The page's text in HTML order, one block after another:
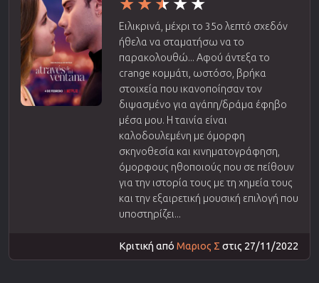
Ειλικρινά, μέχρι το 35ο λεπτό σχεδόν
ήθελα να σταματήσω να το
παρακολουθώ... Αφού άντεξα το
crange κομμάτι, ωστόσο, βρήκα
στοιχεία που ικανοποίησαν τον
διψασμένο για αγάπη/δράμα έφηβο
μέσα μου. Η ταινία είναι
καλοδουλεμένη με όμορφη
σκηνοθεσία και κινηματογράφηση,
όμορφους ηθοποιούς που σε πείθουν
για την ιστορία τους με τη χημεία τους
και την εξαιρετική μουσική επιλογή που
υποστηρίζει...
Κριτική από Μαριος Σ στις 27/11/2022